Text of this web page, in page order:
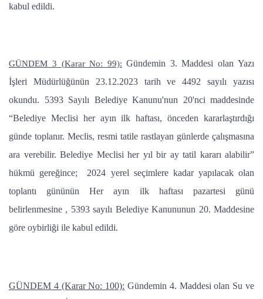
kabul edildi.
GÜNDEM 3 (Karar No: 99): Gündemin 3. Maddesi olan Yazı
İşleri Müdürlüğünün 23.12.2023 tarih ve 4492 sayılı yazısı
okundu. 5393 Sayılı Belediye Kanunu'nun 20'nci maddesinde
“Belediye Meclisi her ayın ilk haftası, önceden kararlaştırdığı
günde toplanır. Meclis, resmi tatile rastlayan günlerde çalışmasına
ara verebilir. Belediye Meclisi her yıl bir ay tatil kararı alabilir”
hükmü gereğince; 2024 yerel seçimlere kadar yapılacak olan
toplantı gününün Her ayın ilk haftası pazartesi günü
belirlenmesine , 5393 sayılı Belediye Kanununun 20. Maddesine
göre oybirliği ile kabul edildi.
GÜNDEM 4 (Karar No: 100): Gündemin 4. Maddesi olan Su ve